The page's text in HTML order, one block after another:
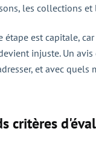
les collections
étape est capitale,
injuste. Un
et avec quels
critères